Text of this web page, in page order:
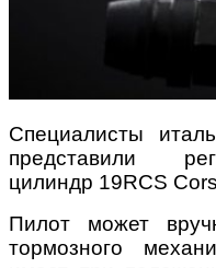
Специалисты
представили
цилиндр 19RCS
Пилот может
тормозного